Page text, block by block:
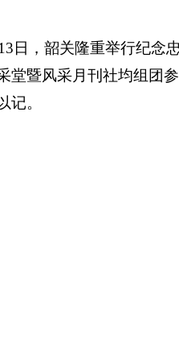
日 ，韶关隆重举行纪念
堂暨风采月刊社均组团
记。